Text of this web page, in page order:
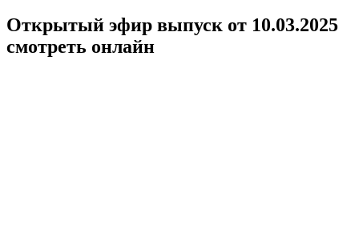
Открытый эфир выпуск от 10.03.2025
смотреть онлайн